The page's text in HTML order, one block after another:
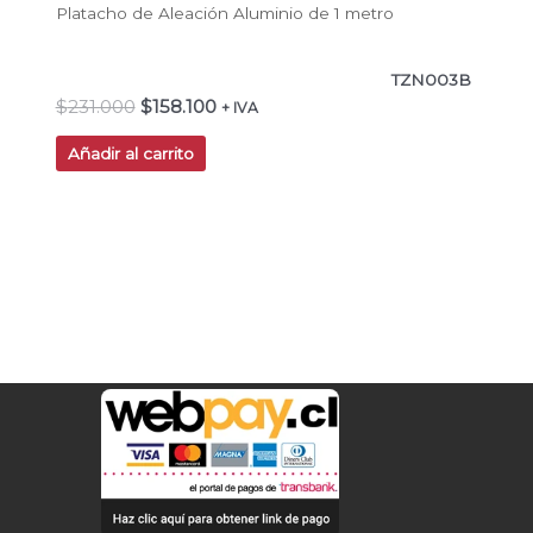
Platacho de Aleación Aluminio de 1 metro
TZN003B
$231.000 $158.100 + IVA
Añadir al carrito